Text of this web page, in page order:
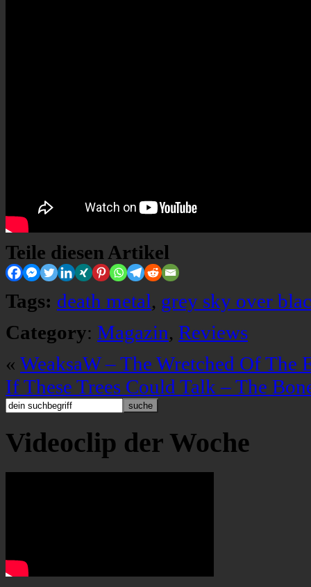
Teile diesen Artikel
Tags: death metal, grey sky over
Category: Magazin, Reviews
« WeaksaW – The Wretched Of The
If These Trees Could Talk – The
Videoclip der Woche